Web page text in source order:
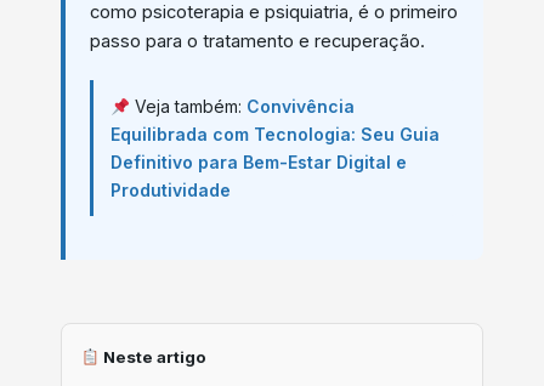
como psicoterapia e psiquiatria, é o primeiro
passo para o tratamento e recuperação.
Veja também: Convivência
Equilibrada com Tecnologia: Seu Guia
Definitivo para Bem-Estar Digital e
Produtividade
Neste artigo